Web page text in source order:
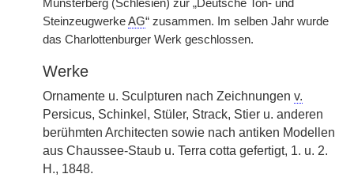
Münsterberg (Schlesien) zur „Deutsche Ton- und
SteinzeugwerkeAG“ zusammen. Im selben Jahr wurde
das Charlottenburger Werk geschlossen.
Werke
Ornamente u. Sculpturen nach Zeichnungen v.
Persicus, Schinkel, Stüler, Strack, Stier u. anderen
berühmten Architecten sowie nach antiken Modellen
aus Chaussee-Staub u. Terra cotta gefertigt, 1. u. 2.
H., 1848.